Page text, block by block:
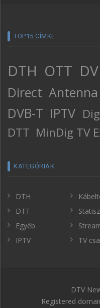
TOP15 CÍMKE
DTH OTT
Direct
DVB-T IPTV
DTT MinDig TV
KATEGÓRIÁK
DTH
DTT
Egyéb
IPTV
TV
DTV
Registered